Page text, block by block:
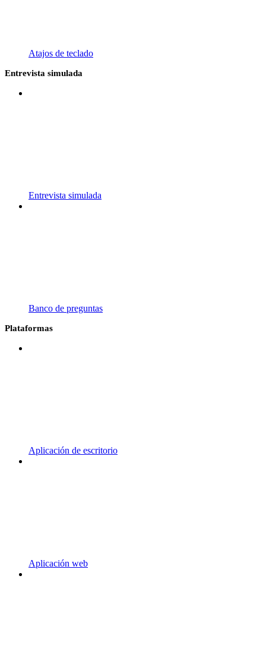
Atajos de teclado
Entrevista simulada
Entrevista simulada
Banco de preguntas
Plataformas
Aplicación de escritorio
Aplicación web